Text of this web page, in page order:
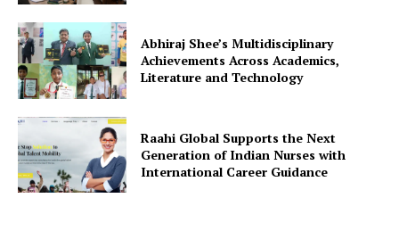
Abhiraj Shee’s Multidisciplinary
Achievements Across Academics,
Literature and Technology
Raahi Global Supports the Next
Generation of Indian Nurses with
International Career Guidance